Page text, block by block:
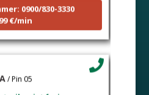
0900/830-3330
€/min
/ Pin 05